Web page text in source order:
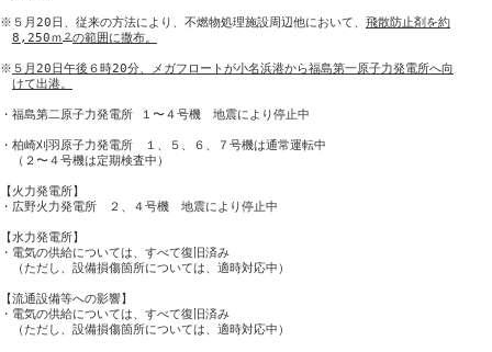
※５月20日、従来の方法により、不燃物処理施設周辺他において、 飛散防止剤を約
8,250ｍ ２ の範囲に撒布。
※ ５月20日午後６時20分、メガフロートが小名浜港から福島第一原子力発電所へ向
けて出港。
・福島第二原子力発電所 １〜４号機　地震により停止中
・柏崎刈羽原子力発電所　１、５、６、７号機は通常運転中
（２〜４号機は定期検査中）
【火力発電所】
・広野火力発電所　２、４号機　地震により停止中
【水力発電所】
・電気の供給については、すべて復旧済み
（ただし、設備損傷箇所については、適時対応中）
【流通設備等への影響】
・電気の供給については、すべて復旧済み
（ただし、設備損傷箇所については、適時対応中）